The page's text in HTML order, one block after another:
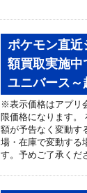
ポケモン直近
額買取実施中
ユニバース～
※表示価格はアプリ
限価格になります。
額が予告なく変動す
場・在庫で変動する
す。予めご了承くだ